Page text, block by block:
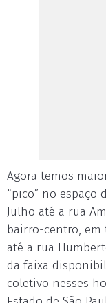
Agora temos
“pico” no espaço
Julho até a rua
bairro-centro, em
até a rua
da faixa
coletivo nesses